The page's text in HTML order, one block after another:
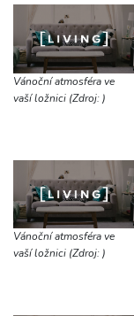
Vánoční atmosféra ve
vaší ložnici (Zdroj: )
Vánoční atmosféra ve
vaší ložnici (Zdroj: )